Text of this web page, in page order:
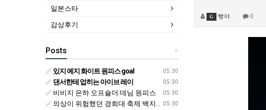
G 빵야 0
일본스타
감상후기
+
Posts
05.30
있지 예지 화이트 원피스 goal
05.30
댄서한테 업히는 아이브 레이
05.30
비비지 은하 오프숄더 데님 원피스
05.30
의상이 위험했던 경희대 축제 백지헌